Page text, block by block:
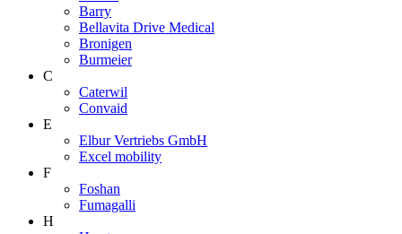
Barry
Bellavita Drive Medical
Bronigen
Burmeier
C
Caterwil
Convaid
E
Elbur Vertriebs GmbH
Excel mobility
F
Foshan
Fumagalli
H